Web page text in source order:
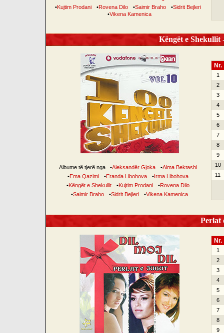
•Kujtim Prodani •Rovena Dilo •Saimir Braho •Sidrit Bejleri
•Vikena Kamenica
Këngët e
Albume të tjerë nga •Aleksandër Gjoka •Alma Bektashi
•Ema Qazimi •Eranda Libohova •Irma Libohova
•Këngët e Shekullit •Kujtim Prodani •Rovena Dilo
•Saimir Braho •Sidrit Bejleri •Vikena Kamenica
Nr.
1
2
3
4
5
6
7
8
9
10
11
Perlat
Nr.
1
2
3
4
5
6
7
8
9